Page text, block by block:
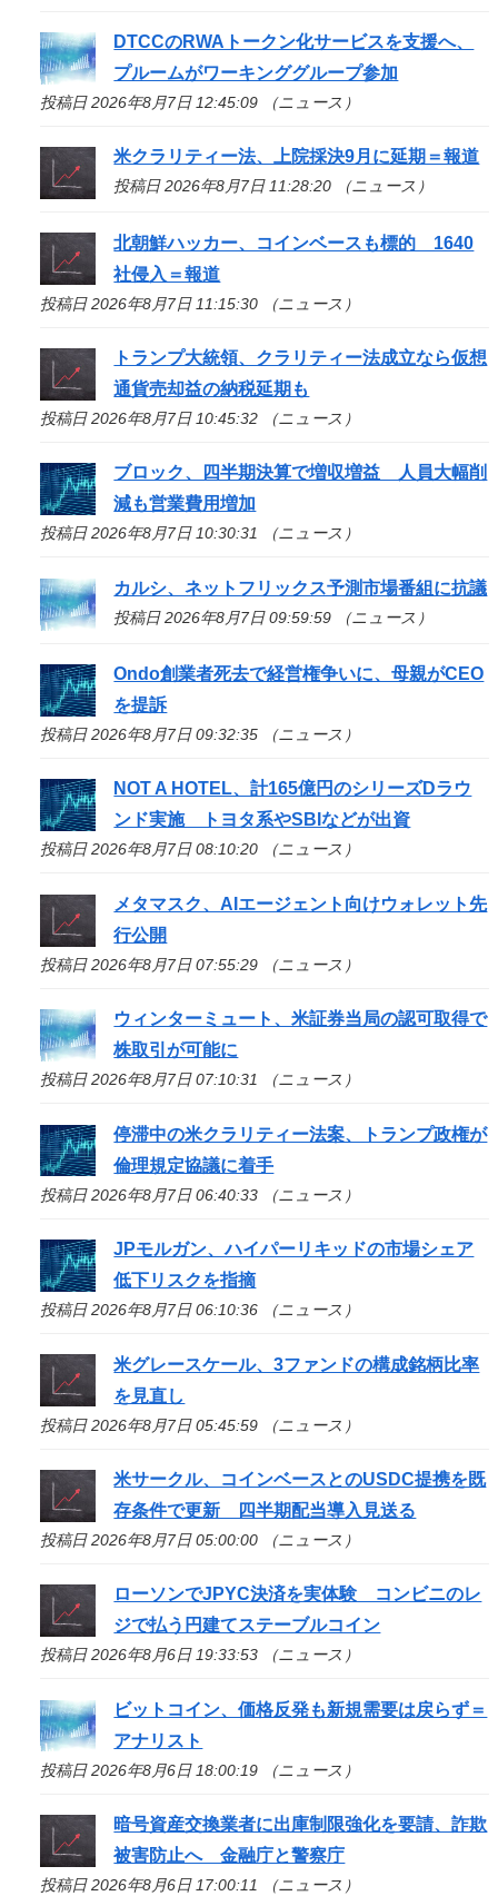
DTCCのRWAトークン化サービスを支援へ、
プルームがワーキンググループ参加
投稿日 2026年8月7日 12:45:09 （ニュース）
米クラリティー法、上院採決9月に延期＝報道
投稿日 2026年8月7日 11:28:20 （ニュース）
北朝鮮ハッカー、コインベースも標的 1640
社侵入＝報道
投稿日 2026年8月7日 11:15:30 （ニュース）
トランプ大統領、クラリティー法成立なら仮想
通貨売却益の納税延期も
投稿日 2026年8月7日 10:45:32 （ニュース）
ブロック、四半期決算で増収増益 人員大幅削
減も営業費用増加
投稿日 2026年8月7日 10:30:31 （ニュース）
カルシ、ネットフリックス予測市場番組に抗議
投稿日 2026年8月7日 09:59:59 （ニュース）
Ondo創業者死去で経営権争いに、母親がCEO
を提訴
投稿日 2026年8月7日 09:32:35 （ニュース）
NOT A HOTEL、計165億円のシリーズDラウ
ンド実施 トヨタ系やSBIなどが出資
投稿日 2026年8月7日 08:10:20 （ニュース）
メタマスク、AIエージェント向けウォレット先
行公開
投稿日 2026年8月7日 07:55:29 （ニュース）
ウィンターミュート、米証券当局の認可取得で
株取引が可能に
投稿日 2026年8月7日 07:10:31 （ニュース）
停滞中の米クラリティー法案、トランプ政権が
倫理規定協議に着手
投稿日 2026年8月7日 06:40:33 （ニュース）
JPモルガン、ハイパーリキッドの市場シェア
低下リスクを指摘
投稿日 2026年8月7日 06:10:36 （ニュース）
米グレースケール、3ファンドの構成銘柄比率
を見直し
投稿日 2026年8月7日 05:45:59 （ニュース）
米サークル、コインベースとのUSDC提携を既
存条件で更新 四半期配当導入見送る
投稿日 2026年8月7日 05:00:00 （ニュース）
ローソンでJPYC決済を実体験 コンビニのレ
ジで払う円建てステーブルコイン
投稿日 2026年8月6日 19:33:53 （ニュース）
ビットコイン、価格反発も新規需要は戻らず＝
アナリスト
投稿日 2026年8月6日 18:00:19 （ニュース）
暗号資産交換業者に出庫制限強化を要請、詐欺
被害防止へ 金融庁と警察庁
投稿日 2026年8月6日 17:00:11 （ニュース）